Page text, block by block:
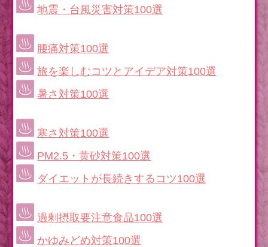
地震・台風災害対策100選
腰痛対策100選
旅を楽しむコツとアイデア対策100選
暑さ対策100選
寒さ対策100選
PM2.5・黄砂対策100選
ダイエットが長続きするコツ100選
過剰摂取要注意食品100選
かゆみどめ対策100選